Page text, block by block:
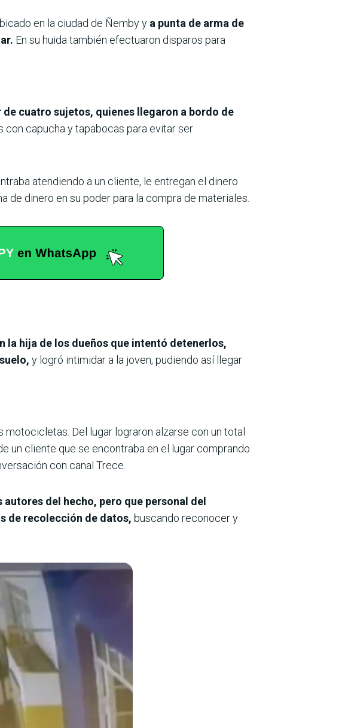
en la ciudad de Ñemby y a punta de arma de
En su huida también efectuaron disparos para
cuatro sujetos, quienes llegaron a bordo de
con capucha y tapabocas para evitar ser
atendiendo a un cliente, le entregan el dinero
de dinero en su poder para la compra de materiales.
la hija de los dueños que intentó detenerlos,
y logró intimidar a la joven, pudiendo así llegar
Del lugar lograron alzarse con un total
un cliente que se encontraba en el lugar comprando
con canal Trece.
del hecho, pero que personal del
de recolección de datos, buscando reconocer y